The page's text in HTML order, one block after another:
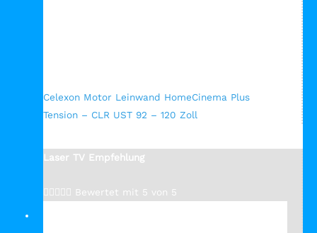
Celexon Motor Leinwand HomeCinema Plus
Tension – CLR UST 92 – 120 Zoll
Laser TV Empfehlung
 Bewertet mit 5 von 5